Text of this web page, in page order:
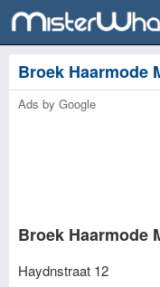
Broek Haarmode
Ads by Google
Broek Haarmode
Haydnstraat 12